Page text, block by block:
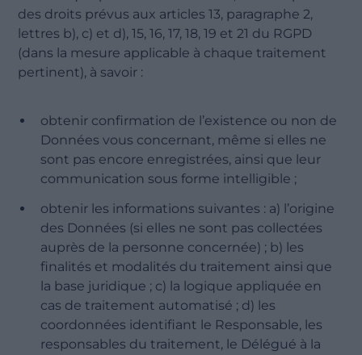
des droits prévus aux articles 13, paragraphe 2,
lettres b), c) et d), 15, 16, 17, 18, 19 et 21 du RGPD
(dans la mesure applicable à chaque traitement
pertinent), à savoir :
obtenir confirmation de l’existence ou non de
Données vous concernant, même si elles ne
sont pas encore enregistrées, ainsi que leur
communication sous forme intelligible ;
obtenir les informations suivantes : a) l’origine
des Données (si elles ne sont pas collectées
auprès de la personne concernée) ; b) les
finalités et modalités du traitement ainsi que
la base juridique ; c) la logique appliquée en
cas de traitement automatisé ; d) les
coordonnées identifiant le Responsable, les
responsables du traitement, le Délégué à la